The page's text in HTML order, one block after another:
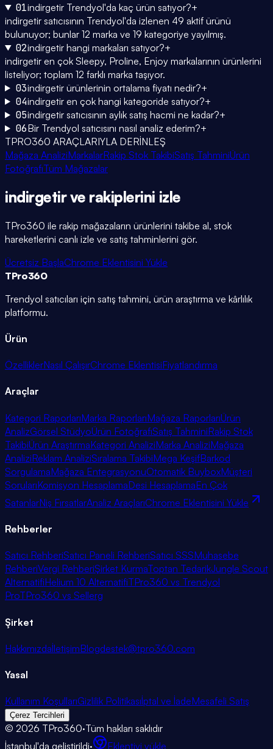
01indirgetir Trendyol'da kaç ürün satıyor?+
indirgetir satıcısının Trendyol'da izlenen 49 aktif ürünü
bulunuyor; bunlar 12 marka ve 19 kategoriye yayılmış.
02indirgetir hangi markaları satıyor?+
indirgetir en çok Sleepy, Proline, Enjoy markalarının ürünlerini
listeliyor; toplam 12 farklı marka taşıyor.
03indirgetir ürünlerinin ortalama fiyatı nedir?+
04indirgetir en çok hangi kategoride satıyor?+
05indirgetir satıcısının aylık satış hacmi ne kadar?+
06Bir Trendyol satıcısını nasıl analiz ederim?+
TPRO360 ARAÇLARIYLA DERİNLEŞ
Mağaza AnaliziMarkalarRakip Stok TakibiSatış TahminiÜrün
FotoğrafıTüm Mağazalar
indirgetirve rakiplerini izle
TPro360 ile rakip mağazaların ürünlerini takibe al, stok
hareketlerini canlı izle ve satış tahminlerini gör.
Ücretsiz BaşlaChrome Eklentisini Yükle
TPro360
Trendyol satıcıları için satış tahmini, ürün araştırma ve kârlılık
platformu.
Ürün
ÖzelliklerNasıl ÇalışırChrome EklentisiFiyatlandırma
Araçlar
Kategori RaporlarıMarka RaporlarıMağaza RaporlarıÜrün
AnalizGörsel StüdyoÜrün FotoğrafıSatış TahminiRakip Stok
TakibiÜrün AraştırmaKategori AnaliziMarka AnaliziMağaza
AnaliziReklam AnaliziSıralama TakibiMega KeşifBarkod
SorgulamaMağaza EntegrasyonuOtomatik BuyboxMüşteri
SorularıKomisyon HesaplamaDesi HesaplamaEn Çok
SatanlarNiş FırsatlarAnaliz AraçlarıChrome Eklentisini Yükle
Rehberler
Satıcı RehberiSatıcı Paneli RehberiSatıcı SSSMuhasebe
RehberiVergi RehberiŞirket KurmaToptan TedarikJungle Scout
AlternatifiHelium 10 AlternatifiTPro360 vs Trendyol
ProTPro360 vs Sellerg
Şirket
HakkımızdaİletişimBlogdestek@tpro360.com
Yasal
Kullanım KoşullarıGizlilik Politikasıİptal ve İadeMesafeli Satış
Çerez Tercihleri
© 2026 TPro360·Tüm hakları saklıdır
İstanbul'da geliştirildi· Eklentiyi yükle